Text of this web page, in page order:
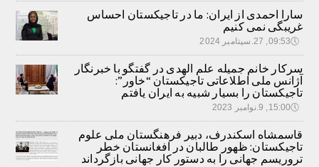
سارا احمدی از ایران: ما در تاجیکستان احساس
غریبگی نمی کنیم
🕔09:53, 27.سپتامبر 2024
سرکار خانم جمیله علم الهدی در گفتگو با خبرنگار
آژانس ملی اطلاعاتی تاجیکستان “خاور”:
تاجیکستان را بسیار شبیه به ایران یافتم
🕔15:00, 9.نوامبر 2023
قاسمشاه اسکندرف، دبیر فرهنگستان ملی علوم
تاجیکستان: ظهور طالبان در افغانستان خطر
تروریسم جهانی را به دستور کار جهانی بازگرداند